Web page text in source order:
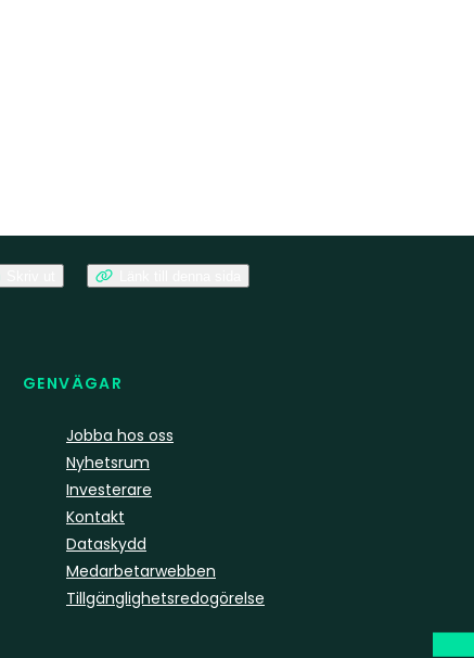
GENVÄGAR
Jobba hos oss
Nyhetsrum
Investerare
Kontakt
Dataskydd
Medarbetarwebben
Tillgänglighetsredogörelse